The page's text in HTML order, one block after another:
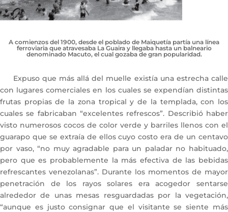
A comienzos del 1900, desde el poblado de Maiquetía partía una línea
ferroviaria que atravesaba La Guaira y llegaba hasta un balneario
denominado Macuto, el cual gozaba de gran popularidad.
Expuso que más allá del muelle existía una estrecha calle
con lugares comerciales en los cuales se expendían distintas
frutas propias de la zona tropical y de la templada, con los
cuales se fabricaban “excelentes refrescos”. Describió haber
visto numerosos cocos de color verde y barriles llenos con el
guarapo que se extraía de ellos cuyo costo era de un centavo
por vaso, “no muy agradable para un paladar no habituado,
pero que es probablemente la más efectiva de las bebidas
refrescantes venezolanas”. Durante los momentos de mayor
penetración de los rayos solares era acogedor sentarse
alrededor de unas mesas resguardadas por la vegetación,
“aunque es justo consignar que el visitante se siente más